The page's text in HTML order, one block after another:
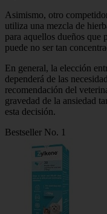
Asimismo, otro
utiliza una mezcla de
para aquellos dueños que
puede no ser tan
En general, la elección
dependerá de las
recomendación del
gravedad de la ansiedad
esta decisión.
Bestseller No. 1